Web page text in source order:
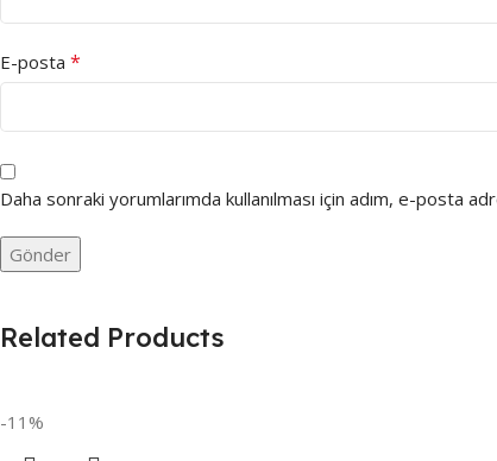
E-posta *
Daha sonraki yorumlarımda kullanılması için adım, e-posta
Related Products
-11%